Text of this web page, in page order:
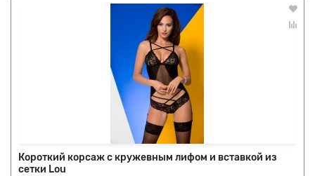
Короткий корсаж с кружевным лифом и вставкой из
сетки Lou